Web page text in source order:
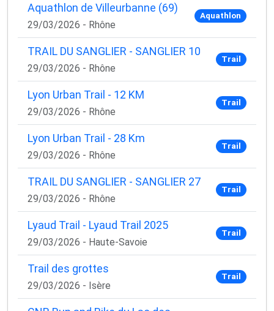
Aquathlon de Villeurbanne (69)
29/03/2026 - Rhône
Aquathlon
TRAIL DU SANGLIER - SANGLIER 10
29/03/2026 - Rhône
Trail
Lyon Urban Trail - 12 KM
29/03/2026 - Rhône
Trail
Lyon Urban Trail - 28 Km
29/03/2026 - Rhône
Trail
TRAIL DU SANGLIER - SANGLIER 27
29/03/2026 - Rhône
Trail
Lyaud Trail - Lyaud Trail 2025
29/03/2026 - Haute-Savoie
Trail
Trail des grottes
29/03/2026 - Isère
Trail